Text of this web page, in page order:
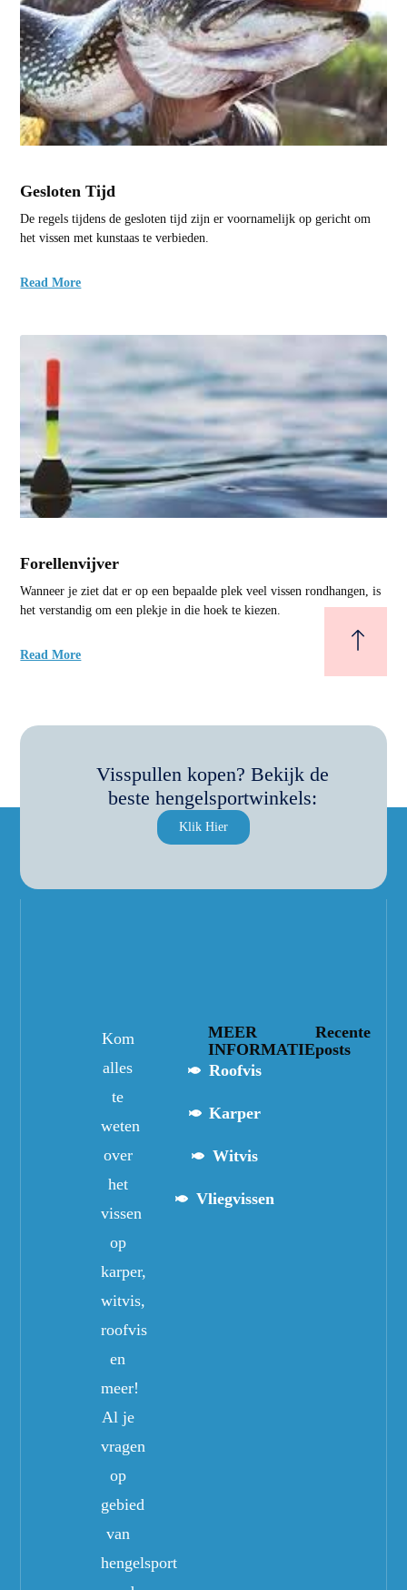
Gesloten Tijd
De regels tijdens de gesloten tijd zijn er voornamelijk op gericht om
het vissen met kunstaas te verbieden.
Read More
Forellenvijver
Wanneer je ziet dat er op een bepaalde plek veel vissen rondhangen, is
het verstandig om een plekje in die hoek te kiezen.
Read More
Visspullen kopen? Bekijk de
beste hengelsportwinkels:
Klik Hier
Kom
alles
te
weten
over
het
vissen
op
karper,
witvis,
roofvis
en
meer!
Al je
vragen
op
gebied
van
hengelsport
MEER
INFORMATIE
Roofvis
Karper
Witvis
Vliegvissen
Recente
posts